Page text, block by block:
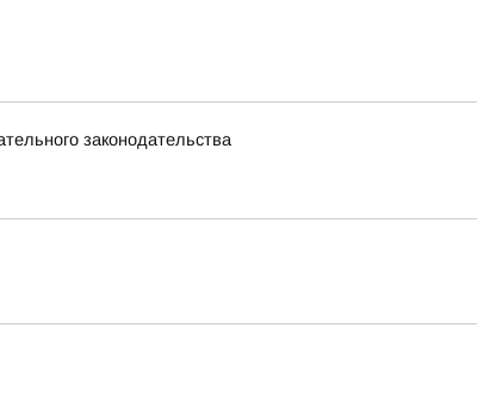
законодательства